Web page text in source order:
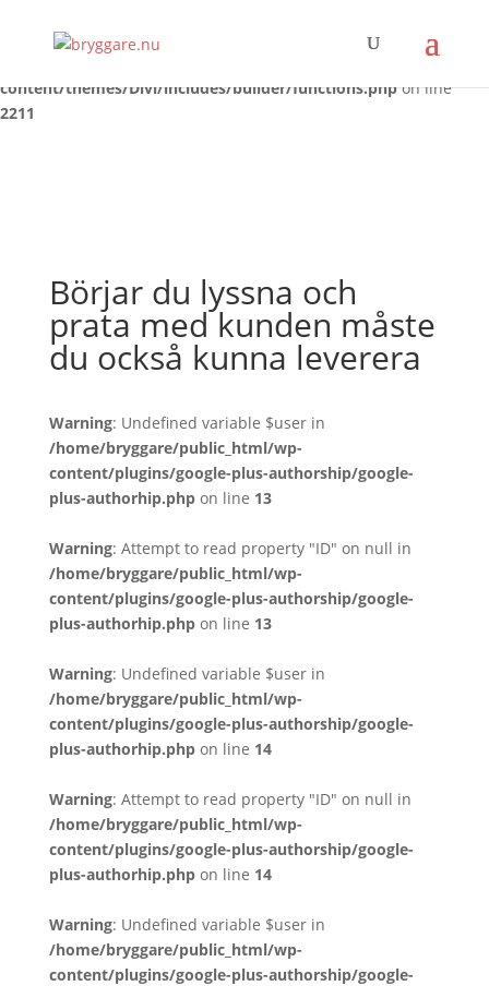
Warning: Trying to access array offset on false in
content/themes/Divi/includes/builder/functions.phpon line
2211
Börjar du lyssna och
prata med kunden måste
du också kunna leverera
Warning: Undefined variable $user in
/home/bryggare/public_html/wp-
content/plugins/google-plus-authorship/google-
plus-authorhip.phpon line 13
Warning: Attempt to read property "ID" on null in
/home/bryggare/public_html/wp-
content/plugins/google-plus-authorship/google-
plus-authorhip.phpon line 13
Warning: Undefined variable $user in
/home/bryggare/public_html/wp-
content/plugins/google-plus-authorship/google-
plus-authorhip.phpon line 14
Warning: Attempt to read property "ID" on null in
/home/bryggare/public_html/wp-
content/plugins/google-plus-authorship/google-
plus-authorhip.phpon line 14
Warning: Undefined variable $user in
/home/bryggare/public_html/wp-
content/plugins/google-plus-authorship/google-